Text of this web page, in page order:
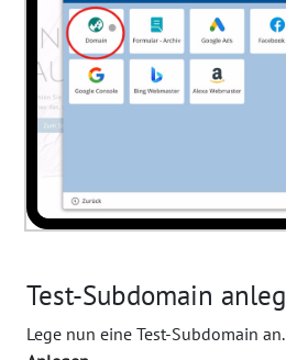
Test-Subdomain
Lege nun eine Test-Subdomain